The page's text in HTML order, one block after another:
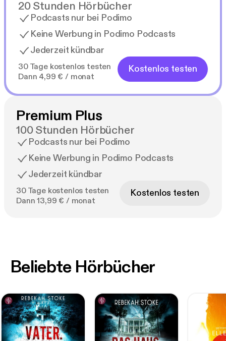
20 Stunden Hörbücher
Podcasts nur bei Podimo
Keine Werbung in Podimo Podcasts
Jederzeit kündbar
30 Tage kostenlos testen
Dann 4,99 € / monat
Kostenlos testen
Premium Plus
100 Stunden Hörbücher
Podcasts nur bei Podimo
Keine Werbung in Podimo Podcasts
Jederzeit kündbar
30 Tage kostenlos testen
Dann 13,99 € / monat
Kostenlos testen
Beliebte Hörbücher